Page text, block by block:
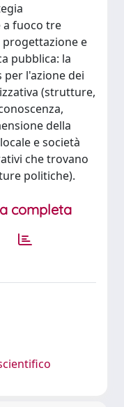
fuoco tre
e
pubblica: la
l'azione dei
(strutture,
della
e società
che trovano
politiche).
completa